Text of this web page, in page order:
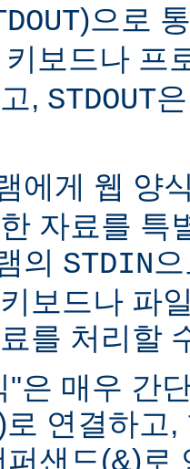
)으로
키보드나 프
, STDOUT
에게 웹 양
자료를 특
의 STDIN
보드나 파
를 처리할
"은 매우 간
연결하고
샌드(&)로